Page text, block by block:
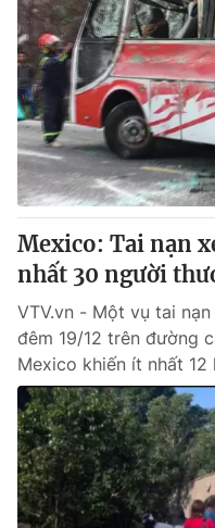
Mexico: Tai nạn
nhất 30 người
VTV.vn - Một vụ tai
đêm 19/12 trên đường
Mexico khiến ít nhất